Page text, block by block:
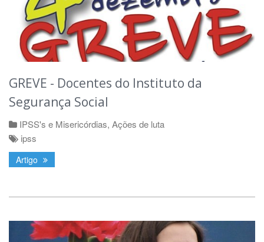
GREVE - Docentes do Instituto da
Segurança Social
IPSS's e Misericórdias, Ações de luta
ipss
Artigo